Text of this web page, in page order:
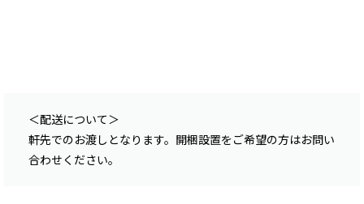
＜配送について＞
軒先でのお渡しとなります。開梱設置をご希望の方はお問い
合わせください。